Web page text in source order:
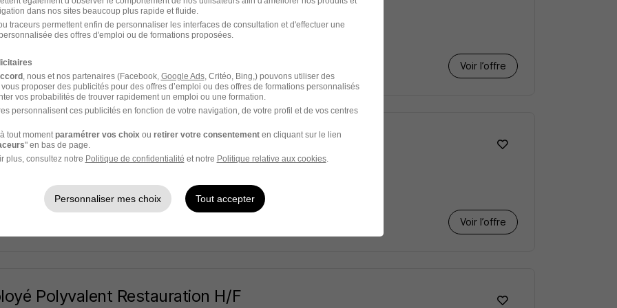
Alternance 492,22 - 1 823,03 € / mois
Voir l’offre
de Restaurant - Lille H/F
Super recruteur
3 249,98 € / mois
Voir l’offre
Polyvalent Restauration H/F
dans nos sites beaucoup plus rapide et fluide.
traceurs permettent enfin de personnaliser les interfaces de consultation et d'effectuer une
des offres d'emploi ou de formations proposées.
, nous et nos partenaires (Facebook, Google Ads, Critéo, Bing,) pouvons utiliser des
proposer des publicités pour des offres d’emploi ou des offres de formations personnalisés
vos probabilités de trouver rapidement un emploi ou une formation.
personnalisent ces publicités en fonction de votre navigation, de votre profil et de vos centres
tout moment paramétrer vos choix ou retirer votre consentementen cliquant sur le lien
" en bas de page.
plus, consultez notre Politique de confidentialité et notre Politique relative aux cookies.
Personnaliser mes choix Tout accepter